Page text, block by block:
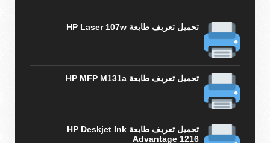
تحميل تعريف طابعة HP Laser 107w
تحميل تعريف طابعة HP MFP M131a
تحميل تعريف طابعة HP Deskjet Ink
Advantage 1216